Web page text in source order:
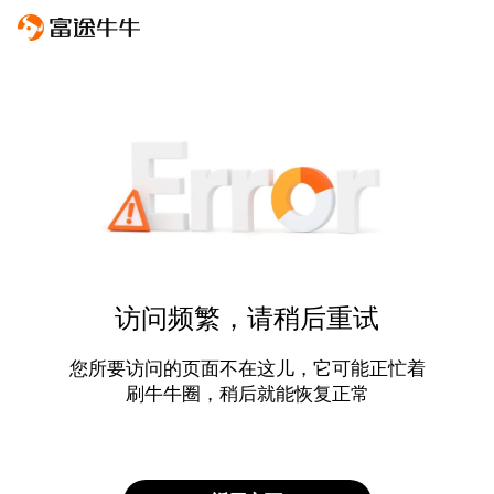
访问频繁，请稍后重试
您所要访问的页面不在这儿，它可能正忙着
刷牛牛圈，稍后就能恢复正常